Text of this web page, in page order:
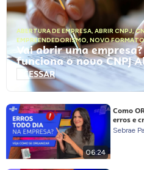
ABERTURA DE EMPRESA, ABRIR CNPJ,
EMPREENDEDORISMO, NOVO
Vai abrir uma
funciona o novo CNPJ
ACESSAR
06:24
Como
erros e
Sebrae